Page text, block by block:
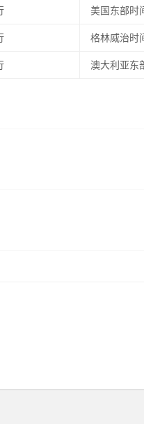
美国东部时
格林威治时
澳大利亚东